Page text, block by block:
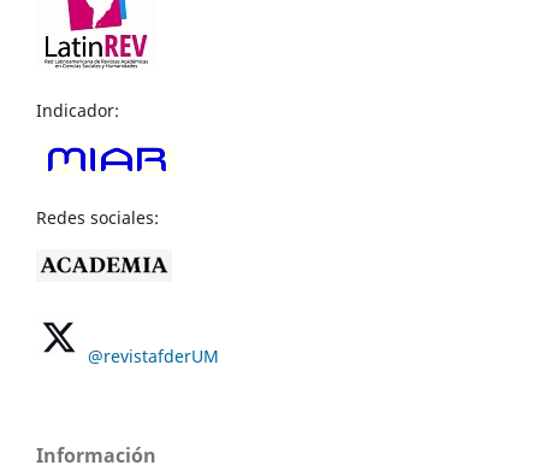
Indicador:
Redes sociales:
@revistafderUM
Información